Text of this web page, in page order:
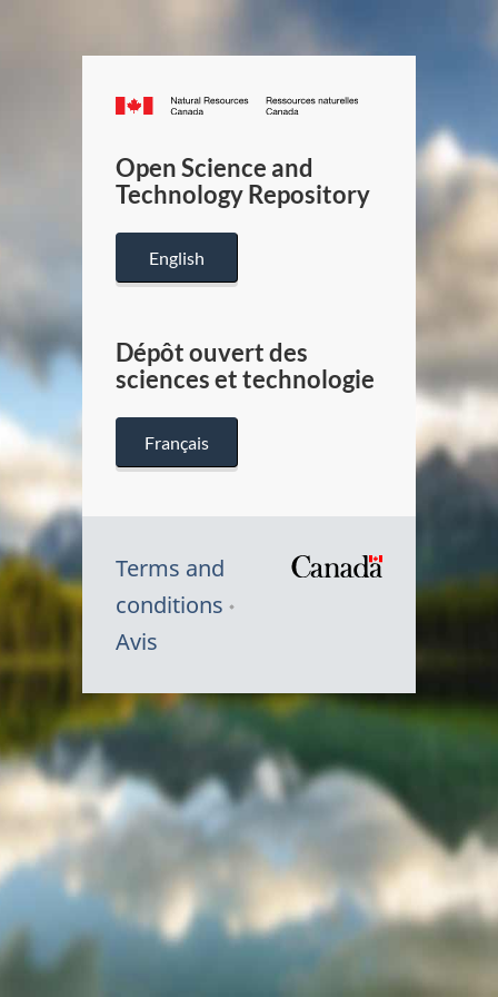
Canada.ca
/
Canada
Open Science and
Technology Repository
English
Dépôt ouvert des
sciences et technologie
Français
Terms and
conditions
Avis
Symbole
du